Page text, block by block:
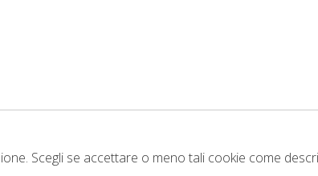
Scegli se accettare o meno tali cookie come